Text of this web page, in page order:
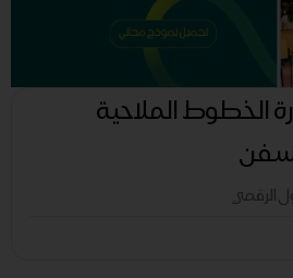
الخطوط الملاحية
الرقمي